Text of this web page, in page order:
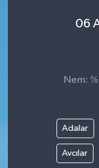
06
Nem:
Adalar
Avcılar